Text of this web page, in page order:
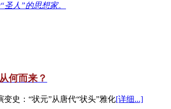
人”的思想家。
何而来？
史：“状元”从唐代“状头”雅化[详细...]